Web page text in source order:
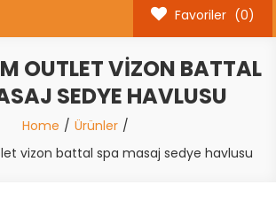
Favoriler (0)
OUTLET VIZON BATTAL
SEDYE HAVLUSU
Home
Ürünler
vizon battal spa masaj sedye havlusu